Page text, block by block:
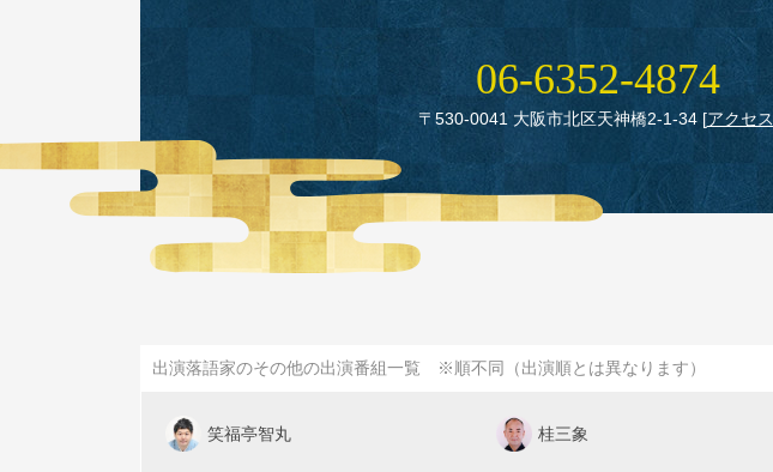
06‑6352‑4874
〒530‑0041 大阪市北区天神橋2‑1‑34[アクセス
出演落語家のその他の出演番組一覧 ※順不同（出演順とは異なります）
笑福亭智丸 桂三象